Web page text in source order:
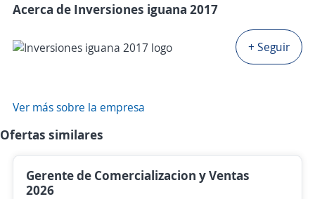
Acerca de Inversiones iguana 2017
+ Seguir
Ver más sobre la empresa
Ofertas similares
Gerente de Comercializacion y Ventas
2026